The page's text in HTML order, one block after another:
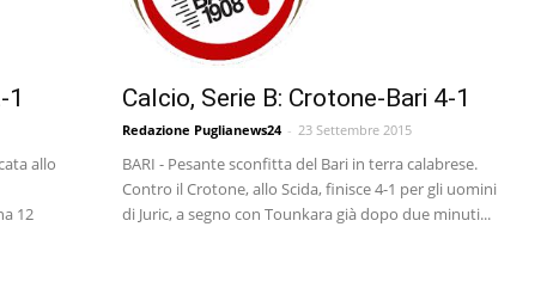
1
allo
12
Calcio, Serie B: Crotone-Bari 4-1
Redazione Puglianews24 - 23 Settembre 2015
BARI - Pesante sconfitta del Bari in terra calabrese.
Contro il Crotone, allo Scida, finisce 4-1 per gli uomini
di Juric, a segno con Tounkara già dopo due minuti...